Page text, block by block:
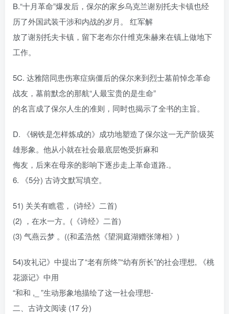
B.“十月革命”爆发后，保尔的家乡乌克兰谢别托夫卡镇也经
历了外国武装干涉和内战的岁月。 红军解
放了谢别托夫卡镇，留下老布尔什维克朱赫来在镇上做地下
工作。
5C. 达雅陪同患伤寒症病僵后的保尔来到烈士墓前悼念革命
战友，墓前默念的那航“人最宝贵的是生命”
的名言成了保尔人生的准则，同时也揭示了全书的主旨。
D. 《钢铁是怎样炼成的》成功地塑造了保尔这一无产阶级英
雄形象。他从小就在社会最底层饱受折麻和
侮友，后来在母亲的影响下逐步走上革命道路.。
6. 《5分) 古诗文默写填空。
51) 关关有瞧雹， (诗经》二首)
(2) ，在水一方。(《诗经》二首)
(3) 气燕云梦 。((和孟浩然《望洞庭湖赠张簿相》)
54)攻礼记》中提出了“老有所终”“幼有所长”的社会理想, 《桃
花源记》中用
“和和 ,_ ”生动形象地描绘了这一社会理想-
二、古诗文阅读 (17 分)